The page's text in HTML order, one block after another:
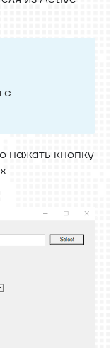
с
нажать кнопку